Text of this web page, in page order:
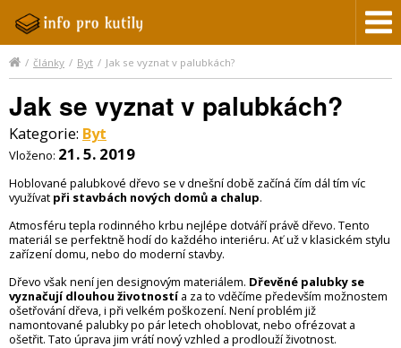
/ články / Byt / Jak se vyznat v palubkách?
Jak se vyznat v palubkách?
Kategorie: Byt
Vloženo: 21. 5. 2019
Hoblované palubkové dřevo se v dnešní době začíná čím dál tím víc
využívat při stavbách nových domů a chalup.
Atmosféru tepla rodinného krbu nejlépe dotváří právě dřevo. Tento
materiál se perfektně hodí do každého interiéru. Ať už v klasickém stylu
zařízení domu, nebo do moderní stavby.
Dřevo však není jen designovým materiálem. Dřevěné palubky se
vyznačují dlouhou životnostía za to vděčíme především možnostem
ošetřování dřeva, i při velkém poškození. Není problém již
namontované palubky po pár letech ohoblovat, nebo ofrézovat a
ošetřit. Tato úprava jim vrátí nový vzhled a prodlouží životnost.